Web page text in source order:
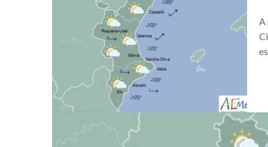
Cultura desde el sillón de tu casa
Ponte en forma con,
Acuérdate del #FestivalDelsBalcons
Cremá #Falla del Ayuntamiento. Las
Precipitaciones que el lunes pueden
Información de servicio público.
Mascletá día de la mujer
A